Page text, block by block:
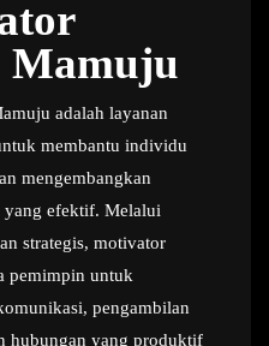
Mamuju
adalah layanan
membantu individu
mengembangkan
yang efektif. Melalui
strategis, motivator
pemimpin untuk
pengambilan
hubungan yang produktif